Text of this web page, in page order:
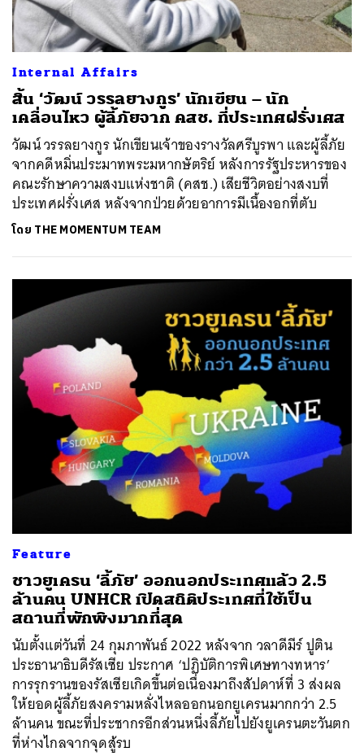
Internal Affairs
สิ้น ‘วัฒน์ วรรลยางกูร’ นักเขียน – นัก
เคลื่อนไหว ผู้ลี้ภัยจาก คสช. ที่ประเทศฝรั่งเศส
วัฒน์ วรรลยางกูร นักเขียนเจ้าของรางวัลศรีบูรพา และผู้ลี้ภัย
จากคดีหมิ่นประมาทพระมหากษัตริย์ หลังการรัฐประหารของ
คณะรักษาความสงบแห่งชาติ (คสช.) เสียชีวิตอย่างสงบที่
ประเทศฝรั่งเศส หลังจากป่วยด้วยอาการมีเนื้องอกที่ตับ
โดย THE MOMENTUM TEAM
Feature
ชาวยูเครน ‘ลี้ภัย’ ออกนอกประเทศแล้ว 2.5
ล้านคน UNHCR เปิดสถิติประเทศที่ใช้เป็น
สถานที่พักพิงมากที่สุด
นับตั้งแต่วันที่ 24 กุมภาพันธ์ 2022 หลังจาก วลาดีมีร์ ปูติน
ประธานาธิบดีรัสเซีย ประกาศ ‘ปฏิบัติการพิเศษทางทหาร’
การรุกรานของรัสเซียเกิดขึ้นต่อเนื่องมาถึงสัปดาห์ที่ 3 ส่งผล
ให้ยอดผู้ลี้ภัยสงครามหลั่งไหลออกนอกยูเครนมากกว่า 2.5
ล้านคน ขณะที่ประชากรอีกส่วนหนึ่งลี้ภัยไปยังยูเครนตะวันตก
ที่ห่างไกลจากจุดสู้รบ